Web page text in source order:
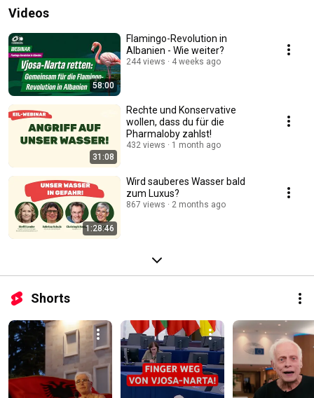
Videos
58:00
Flamingo-Revolution in
Albanien - Wie weiter?
244 views 4 weeks ago
31:08
Rechte und Konservative
wollen, dass du für die
Pharmaloby zahlst!
432 views 1 month ago
1:28:46
Wird sauberes Wasser bald
zum Luxus?
867 views 2 months ago
Shorts